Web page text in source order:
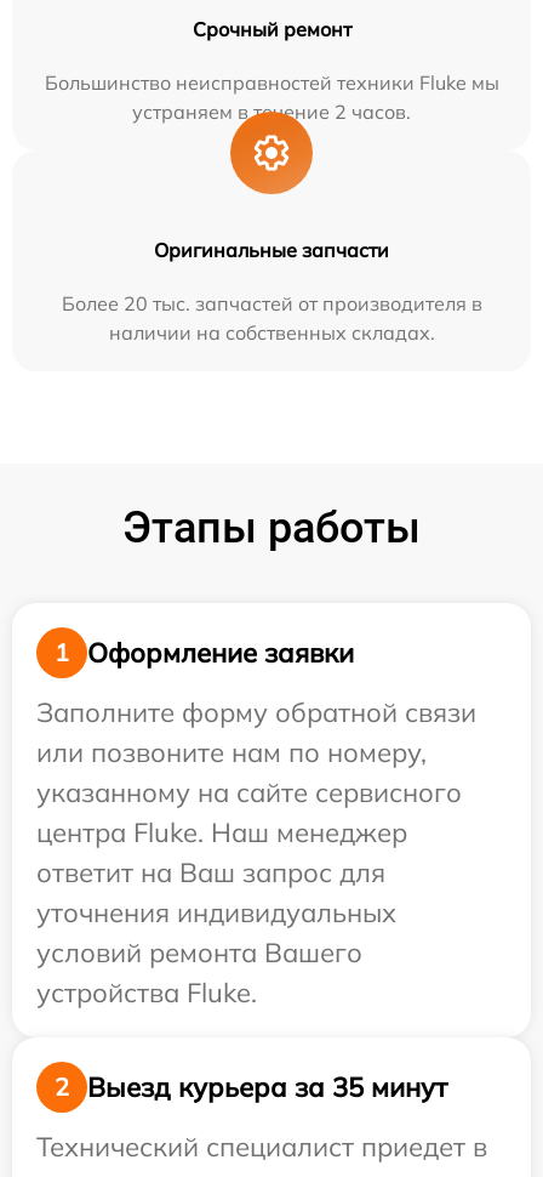
Срочный ремонт
Большинство неисправностей техники Fluke мы
устраняем в течение 2 часов.
Оригинальные запчасти
Более 20 тыс. запчастей от производителя в
наличии на собственных складах.
Этапы работы
1
Оформление заявки
Заполните форму обратной связи
или позвоните нам по номеру,
указанному на сайте сервисного
центра Fluke. Наш менеджер
ответит на Ваш запрос для
уточнения индивидуальных
условий ремонта Вашего
устройства Fluke.
2
Выезд курьера за 35 минут
Технический специалист приедет в